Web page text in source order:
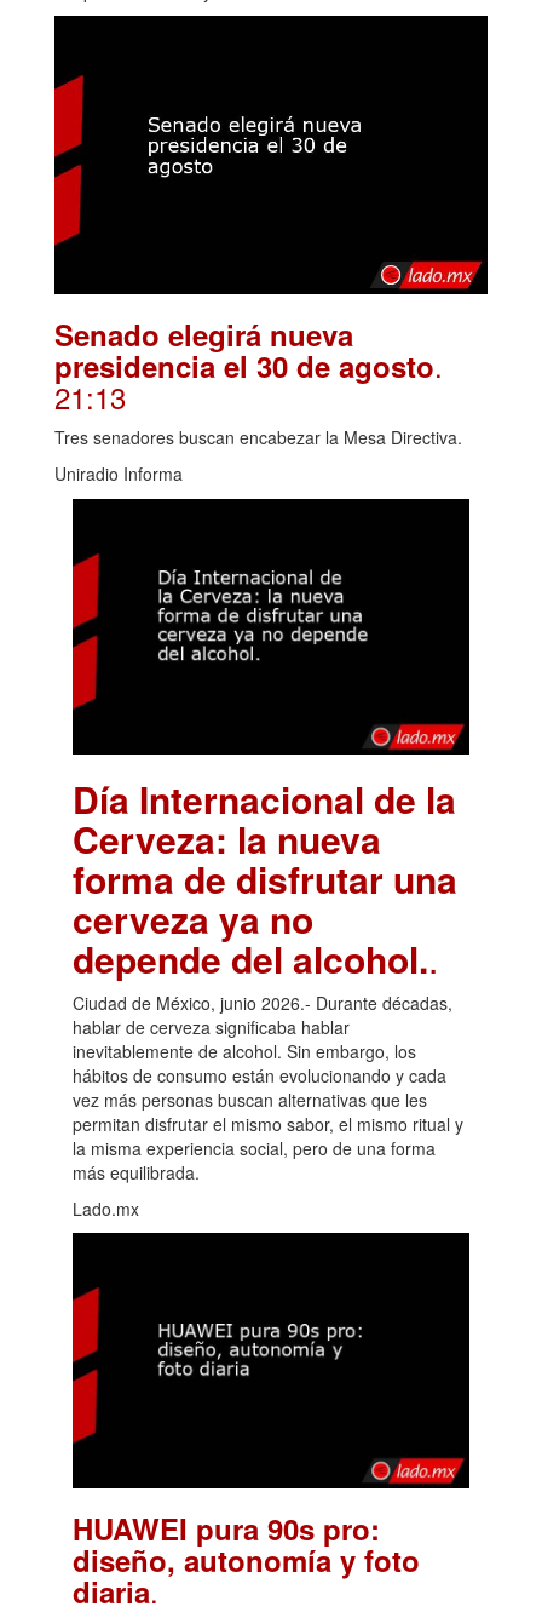
Senado elegirá nueva
presidencia el 30 de agosto.
21:13
Tres senadores buscan encabezar la Mesa Directiva.
Uniradio Informa
Día Internacional de la
Cerveza: la nueva
forma de disfrutar una
cerveza ya no
depende del alcohol..
Ciudad de México, junio 2026.- Durante décadas,
hablar de cerveza significaba hablar
inevitablemente de alcohol. Sin embargo, los
hábitos de consumo están evolucionando y cada
vez más personas buscan alternativas que les
permitan disfrutar el mismo sabor, el mismo ritual y
la misma experiencia social, pero de una forma
más equilibrada.
Lado.mx
HUAWEI pura 90s pro:
diseño, autonomía y foto
diaria.